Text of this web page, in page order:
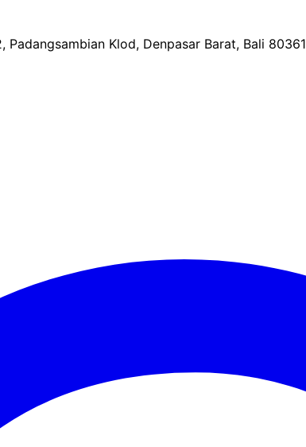
Padangsambian Klod, Denpasar Barat, Bali 80361